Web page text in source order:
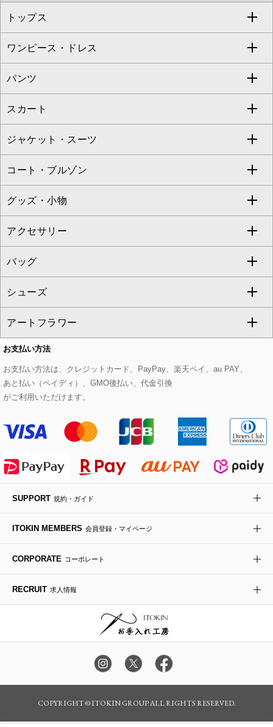
eur3
Maison de CINQ
MK MICHEL KLEIN BAG
HIROKO KOSHINO
トップス
すべてのトップス
カットソー・Tシャツ
ブラウス・シャツ
ニット・セーター
カーディガン
アンサンブルセット
ベスト・ジレ
パーカー
タンクトップ・キャミソール
スウェット・ジャージー
その他のトップス
ワンピース・ドレス
すべてのワンピース・ドレス
ワンピース
ドレス
チュニック
ジャンパースカート
その他のワンピース・ドレス
パンツ
すべてのパンツ
フルレングスパンツ
クロップド・半端丈パンツ
ガウチョ・ワイドパンツ
ハーフ・ショート丈パンツ
サロペット・オールインワン
その他のパンツ
スカート
すべてのスカート
ロング・マキシ丈スカート
ひざ丈スカート
ミモレ丈スカート
ショート・ミニ丈スカート
その他のスカート
ジャケット・スーツ
すべてのジャケット・スーツ
テーラードジャケット
ノーカラージャケット
セットアップ
セットアップジャケット
セットアップパンツ
セットアップスカート
セットアップワンピース
コート・ブルゾン
すべてのコート・ブルゾン
トレンチコート
ピーコート
ダッフルコート
チェスターコート
モッズコート
ステンカラーコート
ライダースジャケット
デニムジャケット
ダウンジャケット・コート
グッズ・小物
すべてのグッズ・小物
マスク
ストール・マフラー・スヌード
ベルト・サスペンダー
帽子
ヘアアクセサリー
ハンカチ・バンダナ
手袋
チャーム・ストラップ
その他のグッズ・小物
アクセサリー
すべてのアクセサリー
ネックレス
ピアス・イヤリング
ブレスレット・バングル
ブローチ・コサージュ
バッグ
すべてのバッグ
トートバッグ
ショルダーバッグ
ボストンバッグ
バックパック・リュック
ボディバッグ・メッセンジャーバッグ
トラベルバッグ
シューズ
すべてのシューズ
パンプス
スニーカー
フラットシューズ
ローファー
ドレスシューズ
アートフラワー
すべてのアートフラワー
ローズ
カサブランカ・カラー
ラナンキュラス
ポプリアレンジ＆フレグランス
お支払い方法
お支払い方法は、クレジットカード、PayPay、楽天ペイ、au PAY、
あと払い（ペイディ）、GMO後払い、代金引換
がご利用いただけます。
SUPPORT 規約・ガイド
ITOKIN MEMBERS 会員登録・マイページ
CORPORATE コーポレート
RECRUIT 求人情報
COPYRIGHT © ITOKIN GROUP ALL RIGHTS RESERVED.